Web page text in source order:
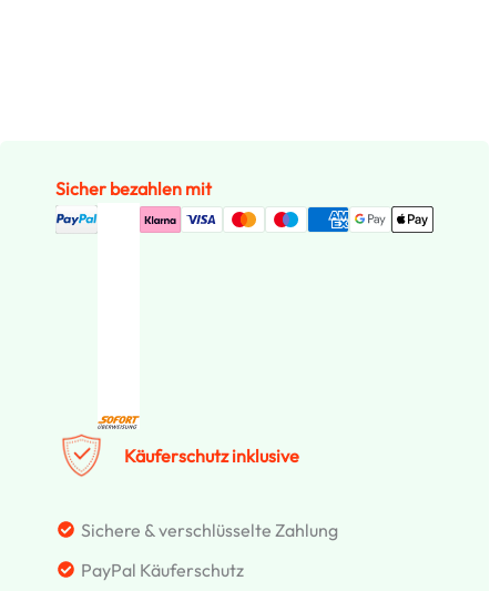
Sicher bezahlen mit
Käuferschutz inklusive
Sichere & verschlüsselte Zahlung
PayPal Käuferschutz